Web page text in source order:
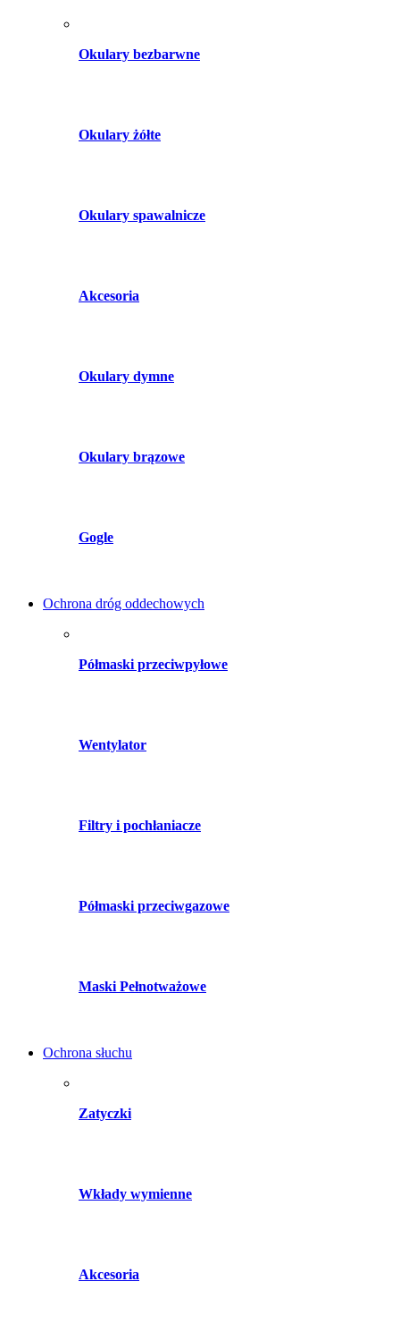
Okulary bezbarwne
Okulary żółte
Okulary spawalnicze
Akcesoria
Okulary dymne
Okulary brązowe
Gogle
Ochrona dróg oddechowych
Półmaski przeciwpyłowe
Wentylator
Filtry i pochłaniacze
Półmaski przeciwgazowe
Maski Pełnotważowe
Ochrona słuchu
Zatyczki
Wkłady wymienne
Akcesoria